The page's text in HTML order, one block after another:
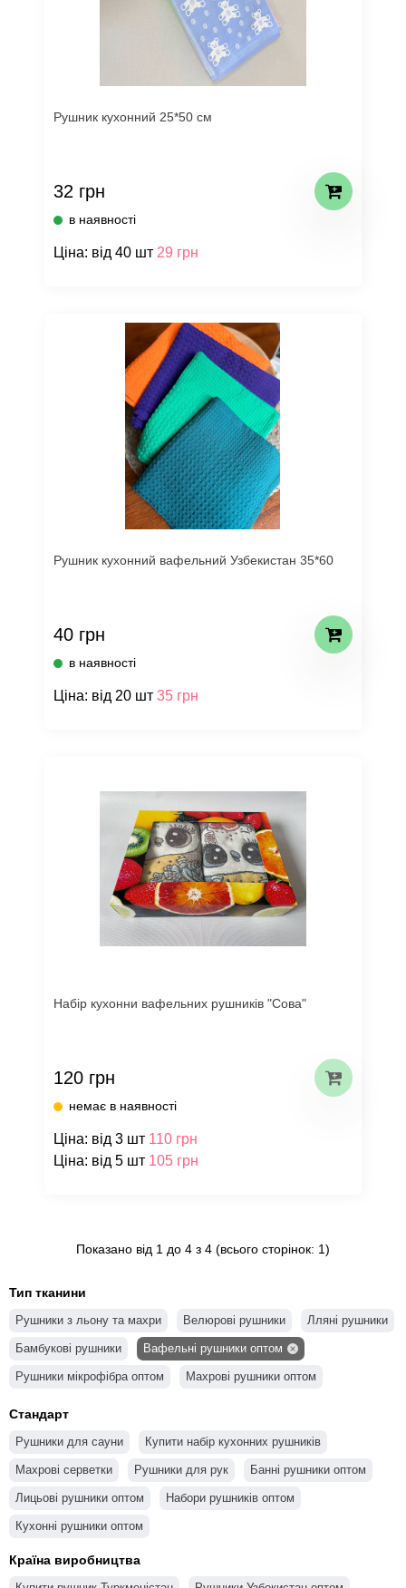
Рушник кухонний 25*50 см
32 грн
в наявності
Ціна: від 40 шт 29 грн
Рушник кухонний вафельний Узбекистан 35*60
40 грн
в наявності
Ціна: від 20 шт 35 грн
Набір кухонни вафельних рушників "Сова"
120 грн
немає в наявності
Ціна: від 3 шт 110 грн
Ціна: від 5 шт 105 грн
Показано від 1 до 4 з 4 (всього сторінок: 1)
Тип тканини
Рушники з льону та махри Велюрові рушники Лляні рушники
Бамбукові рушники Вафельні рушники оптом
Рушники мікрофібра оптом Махрові рушники оптом
Стандарт
Рушники для сауни Купити набір кухонних рушників
Махрові серветки Рушники для рук Банні рушники оптом
Лицьові рушники оптом Набори рушників оптом
Кухонні рушники оптом
Країна виробництва